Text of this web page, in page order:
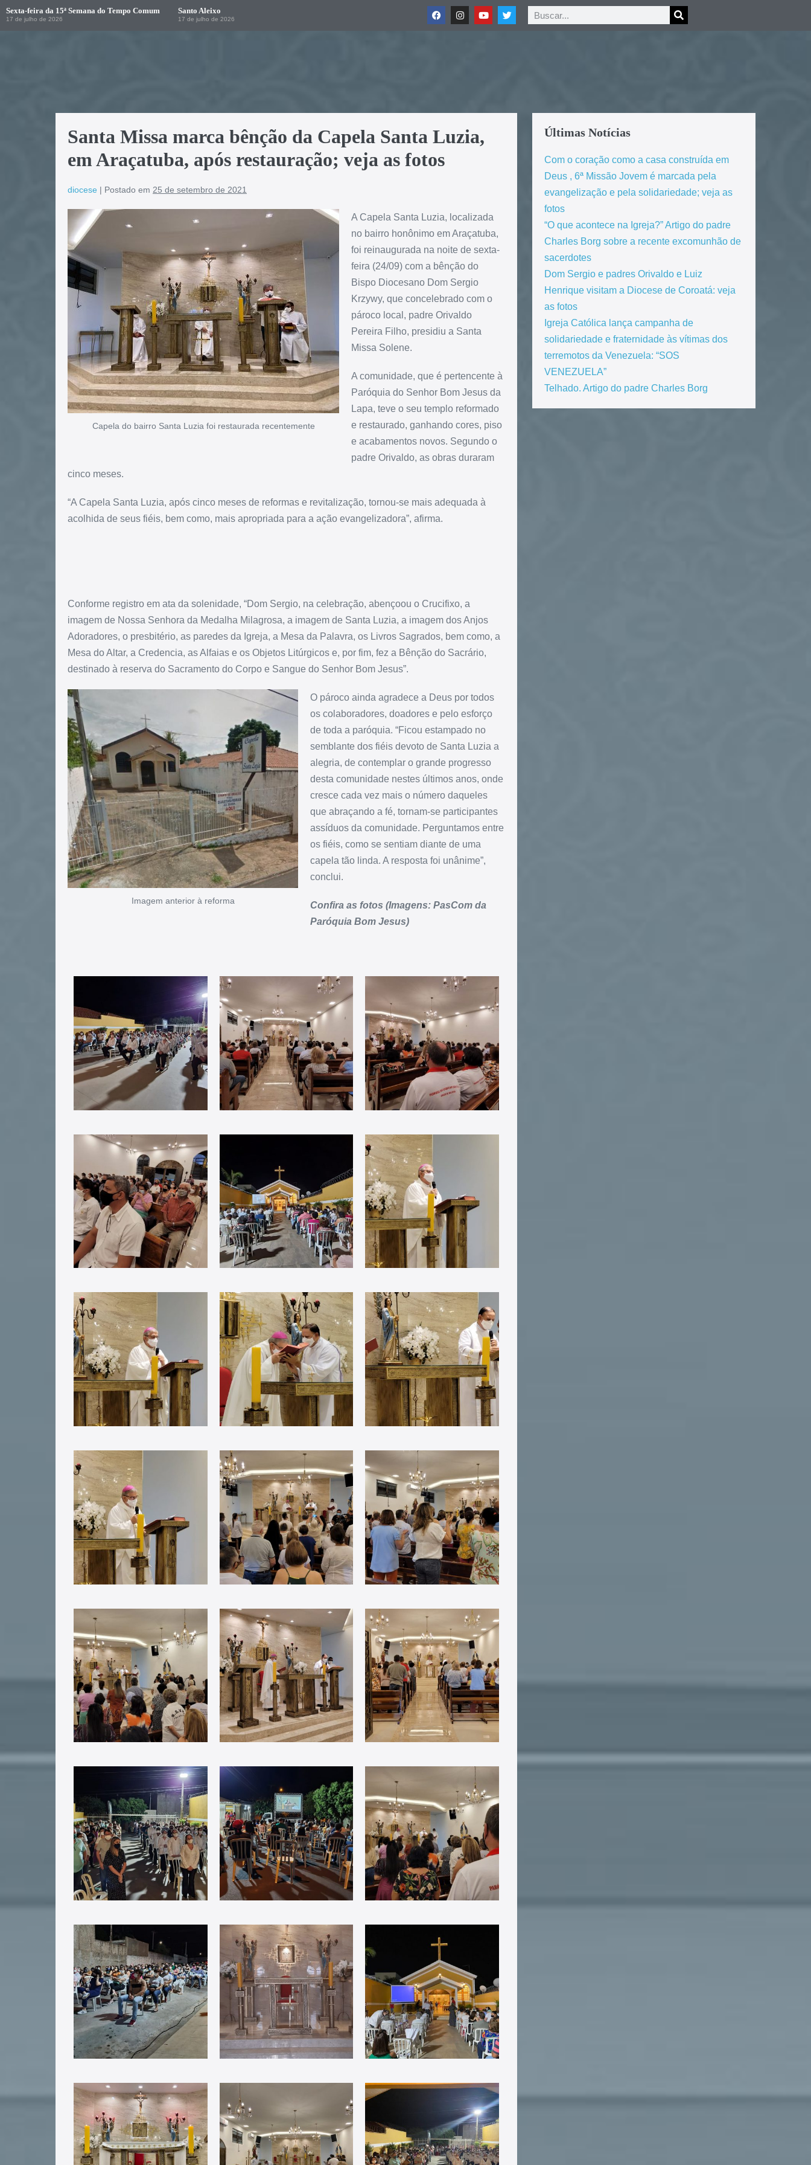
Sexta-feira da 15ª Semana do Tempo Comum
17 de julho de 2026
Santo Aleixo
17 de julho de 2026
Santa Missa marca bênção da Capela Santa Luzia,
em Araçatuba, após restauração; veja as fotos
diocese | Postado em 25 de setembro de 2021
Capela do bairro Santa Luzia foi restaurada recentemente
A Capela Santa Luzia, localizada
no bairro honônimo em Araçatuba,
foi reinaugurada na noite de sexta-
feira (24/09) com a bênção do
Bispo Diocesano Dom Sergio
Krzywy, que concelebrado com o
pároco local, padre Orivaldo
Pereira Filho, presidiu a Santa
Missa Solene.
A comunidade, que é pertencente à
Paróquia do Senhor Bom Jesus da
Lapa, teve o seu templo reformado
e restaurado, ganhando cores, piso
e acabamentos novos. Segundo o
padre Orivaldo, as obras duraram
cinco meses.
“A Capela Santa Luzia, após cinco meses de reformas e revitalização, tornou-se mais adequada à
acolhida de seus fiéis, bem como, mais apropriada para a ação evangelizadora”, afirma.
Conforme registro em ata da solenidade, “Dom Sergio, na celebração, abençoou o Crucifixo, a
imagem de Nossa Senhora da Medalha Milagrosa, a imagem de Santa Luzia, a imagem dos Anjos
Adoradores, o presbitério, as paredes da Igreja, a Mesa da Palavra, os Livros Sagrados, bem como, a
Mesa do Altar, a Credencia, as Alfaias e os Objetos Litúrgicos e, por fim, fez a Bênção do Sacrário,
destinado à reserva do Sacramento do Corpo e Sangue do Senhor Bom Jesus”.
Imagem anterior à reforma
O pároco ainda agradece a Deus por todos
os colaboradores, doadores e pelo esforço
de toda a paróquia. “Ficou estampado no
semblante dos fiéis devoto de Santa Luzia a
alegria, de contemplar o grande progresso
desta comunidade nestes últimos anos, onde
cresce cada vez mais o número daqueles
que abraçando a fé, tornam-se participantes
assíduos da comunidade. Perguntamos entre
os fiéis, como se sentiam diante de uma
capela tão linda. A resposta foi unânime”,
conclui.
Confira as fotos (Imagens: PasCom da
Paróquia Bom Jesus)
Últimas Notícias
Com o coração como a casa construída em
Deus , 6ª Missão Jovem é marcada pela
evangelização e pela solidariedade; veja as
fotos
“O que acontece na Igreja?” Artigo do padre
Charles Borg sobre a recente excomunhão de
sacerdotes
Dom Sergio e padres Orivaldo e Luiz
Henrique visitam a Diocese de Coroatá: veja
as fotos
Igreja Católica lança campanha de
solidariedade e fraternidade às vítimas dos
terremotos da Venezuela: “SOS
VENEZUELA”
Telhado. Artigo do padre Charles Borg